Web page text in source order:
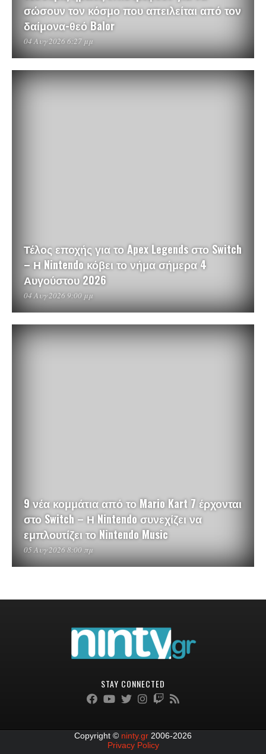
σώσουν τον κόσμο που απειλείται από τον
δαίμονα-θεό Balor
04 Αυγ 2026 6:27 μμ
Τέλος εποχής για το Apex Legends στο Switch
– Η Nintendo κόβει το νήμα σήμερα 4
Αυγούστου 2026
04 Αυγ 2026 9:00 μμ
9 νέα κομμάτια από το Mario Kart 7 έρχονται
στο Switch – Η Nintendo συνεχίζει να
εμπλουτίζει το Nintendo Music
05 Αυγ 2026 8:00 πμ
STAY CONNECTED
Copyright © ninty.gr 2006-2026
Privacy Policy